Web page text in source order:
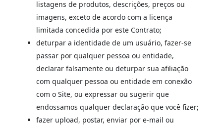
listagens de produtos, descrições, preços ou
imagens, exceto de acordo com a licença
limitada concedida por este Contrato;
deturpar a identidade de um usuário, fazer-se
passar por qualquer pessoa ou entidade,
declarar falsamente ou deturpar sua afiliação
com qualquer pessoa ou entidade em conexão
com o Site, ou expressar ou sugerir que
endossamos qualquer declaração que você fizer;
fazer upload, postar, enviar por e-mail ou